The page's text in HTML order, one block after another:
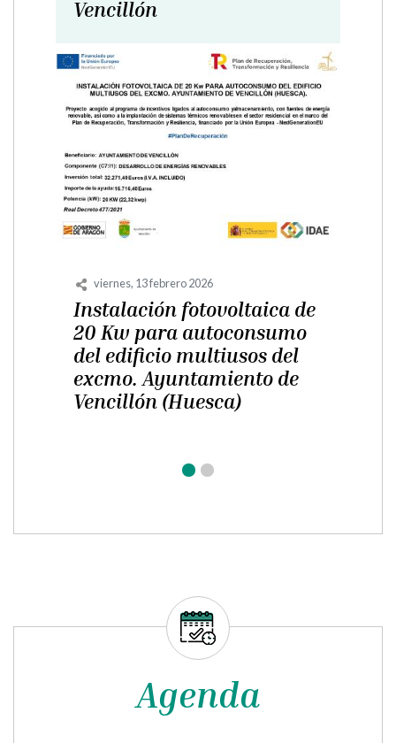
PLAN PROVINCIAL DE
CONCERTACIÓN
ECONÓMICA MUNICIPAL
2025, SUMINISTROS
ENERGÉTICOS Y
MANTENIMIENTO
suministros energéticos y mantenimiento